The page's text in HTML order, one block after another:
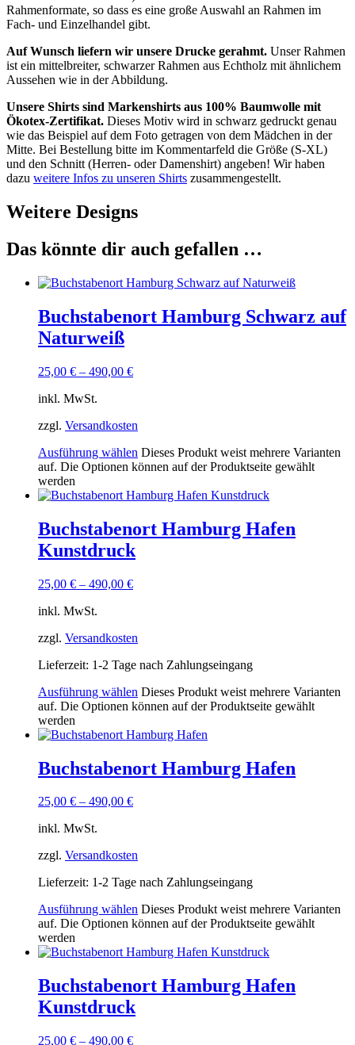
Rahmenformate, so dass es eine große Auswahl an Rahmen im
Fach- und Einzelhandel gibt.
Auf Wunsch liefern wir unsere Drucke gerahmt. Unser Rahmen
ist ein mittelbreiter, schwarzer Rahmen aus Echtholz mit ähnlichem
Aussehen wie in der Abbildung.
Unsere Shirts sind Markenshirts aus 100% Baumwolle mit
Ökotex-Zertifikat. Dieses Motiv wird in schwarz gedruckt genau
wie das Beispiel auf dem Foto getragen von dem Mädchen in der
Mitte. Bei Bestellung bitte im Kommentarfeld die Größe (S-XL)
und den Schnitt (Herren- oder Damenshirt) angeben! Wir haben
dazu weitere Infos zu unseren Shirts zusammengestellt.
Weitere Designs
Das könnte dir auch gefallen …
Buchstabenort Hamburg Schwarz auf
Naturweiß
25,00 € – 490,00 €
inkl. MwSt.
zzgl. Versandkosten
Ausführung wählen Dieses Produkt weist mehrere Varianten
auf. Die Optionen können auf der Produktseite gewählt
werden
Buchstabenort Hamburg Hafen
Kunstdruck
25,00 € – 490,00 €
inkl. MwSt.
zzgl. Versandkosten
Lieferzeit: 1-2 Tage nach Zahlungseingang
Ausführung wählen Dieses Produkt weist mehrere Varianten
auf. Die Optionen können auf der Produktseite gewählt
werden
Buchstabenort Hamburg Hafen
25,00 € – 490,00 €
inkl. MwSt.
zzgl. Versandkosten
Lieferzeit: 1-2 Tage nach Zahlungseingang
Ausführung wählen Dieses Produkt weist mehrere Varianten
auf. Die Optionen können auf der Produktseite gewählt
werden
Buchstabenort Hamburg Hafen
Kunstdruck
25,00 € – 490,00 €